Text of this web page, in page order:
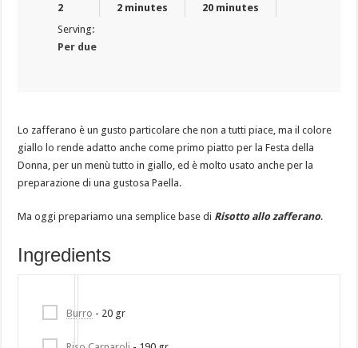
2
2 minutes
20 minutes
Serving:
Per due
Lo zafferano è un gusto particolare che non a tutti piace, ma il colore
giallo lo rende adatto anche come primo piatto per la Festa della
Donna, per un menù tutto in giallo, ed è molto usato anche per la
preparazione di una gustosa Paella.
Ma oggi prepariamo una semplice base di Risotto allo zafferano.
Ingredients
Burro - 20 gr